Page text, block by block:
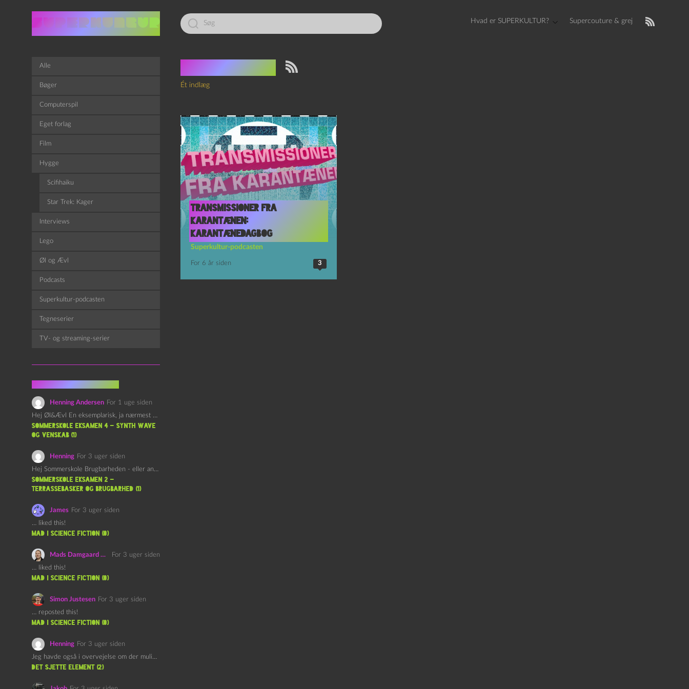
Led
efter:
Hvad er SUPERKULTUR? Supercouture & grej
napalm
Ét indlæg
Transmissioner fra
Karantænen:
Karantænedagbog
Superkultur-podcasten
For 6 år siden 3
Alle
Bøger
Computerspil
Eget forlag
Film
Hygge
Scifihaiku
Star Trek: Kager
Interviews
Lego
Øl og Ævl
Podcasts
Superkultur-podcasten
Tegneserier
TV- og streaming-serier
Henning Andersen For 1 uge siden
Hej Øl&Ævl En eksemplarisk, ja nærmest yndefuld, afslutning på SOMMERSKOLEN.…
Sommerskole Eksamen 4 – Synth Wave
og Venskab (1)
Henning For 3 uger siden
Hej Sommerskole Brugbarheden - eller anvendeligheden - af "Øl&Ævl" er…
Sommerskole Eksamen 2 –
Terrassebasker og Brugbarhed (1)
James For 3 uger siden
… liked this!
mad i science fiction (0)
Mads Damgaard Mortensen (Å)
For 3 uger siden
… liked this!
mad i science fiction (0)
Simon Justesen For 3 uger siden
… reposted this!
mad i science fiction (0)
Henning For 3 uger siden
Jeg havde også i overvejelse om der muligvis kunne være…
det sjette element (2)